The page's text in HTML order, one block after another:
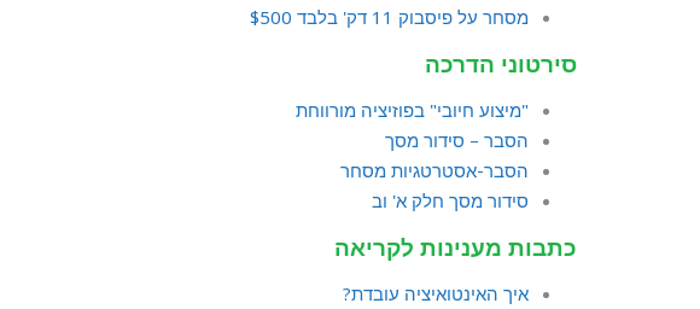
מסחר על פיסבוק 11 דק' בלבד $500
סירטוני הדרכה
"מיצוע חיובי" בפוזיציה מורווחת
הסבר – סידור מסך
הסבר-אסטרטגיות מסחר
סידור מסך חלק א' וב
כתבות מענינות לקריאה
איך האינטואיציה עובדת?